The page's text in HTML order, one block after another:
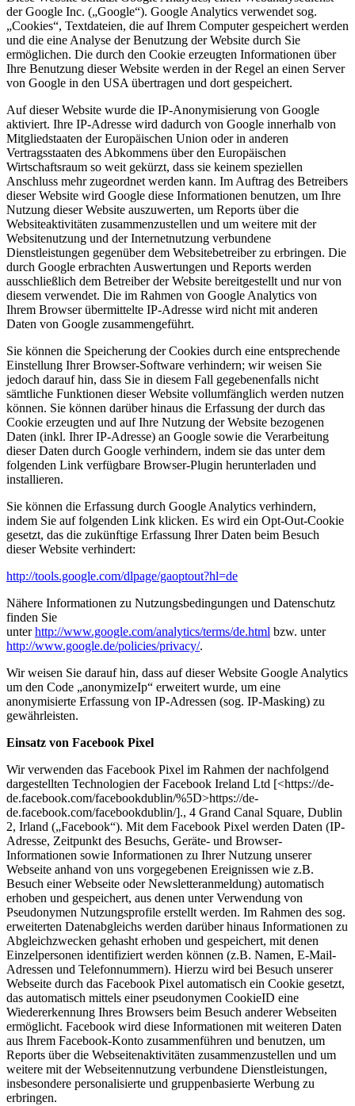
der Google Inc. („Google“). Google Analytics verwendet sog.
„Cookies“, Textdateien, die auf Ihrem Computer gespeichert werden
und die eine Analyse der Benutzung der Website durch Sie
ermöglichen. Die durch den Cookie erzeugten Informationen über
Ihre Benutzung dieser Website werden in der Regel an einen Server
von Google in den USA übertragen und dort gespeichert.
Auf dieser Website wurde die IP-Anonymisierung von Google
aktiviert. Ihre IP-Adresse wird dadurch von Google innerhalb von
Mitgliedstaaten der Europäischen Union oder in anderen
Vertragsstaaten des Abkommens über den Europäischen
Wirtschaftsraum so weit gekürzt, dass sie keinem speziellen
Anschluss mehr zugeordnet werden kann. Im Auftrag des Betreibers
dieser Website wird Google diese Informationen benutzen, um Ihre
Nutzung dieser Website auszuwerten, um Reports über die
Websiteaktivitäten zusammenzustellen und um weitere mit der
Websitenutzung und der Internetnutzung verbundene
Dienstleistungen gegenüber dem Websitebetreiber zu erbringen. Die
durch Google erbrachten Auswertungen und Reports werden
ausschließlich dem Betreiber der Website bereitgestellt und nur von
diesem verwendet. Die im Rahmen von Google Analytics von
Ihrem Browser übermittelte IP-Adresse wird nicht mit anderen
Daten von Google zusammengeführt.
Sie können die Speicherung der Cookies durch eine entsprechende
Einstellung Ihrer Browser-Software verhindern; wir weisen Sie
jedoch darauf hin, dass Sie in diesem Fall gegebenenfalls nicht
sämtliche Funktionen dieser Website vollumfänglich werden nutzen
können. Sie können darüber hinaus die Erfassung der durch das
Cookie erzeugten und auf Ihre Nutzung der Website bezogenen
Daten (inkl. Ihrer IP-Adresse) an Google sowie die Verarbeitung
dieser Daten durch Google verhindern, indem sie das unter dem
folgenden Link verfügbare Browser-Plugin herunterladen und
installieren.
Sie können die Erfassung durch Google Analytics verhindern,
indem Sie auf folgenden Link klicken. Es wird ein Opt-Out-Cookie
gesetzt, das die zukünftige Erfassung Ihrer Daten beim Besuch
dieser Website verhindert:
http://tools.google.com/dlpage/gaoptout?hl=de
Nähere Informationen zu Nutzungsbedingungen und Datenschutz
finden Sie
unterhttp://www.google.com/analytics/terms/de.html bzw. unter
http://www.google.de/policies/privacy/.
Wir weisen Sie darauf hin, dass auf dieser Website Google Analytics
um den Code „anonymizeIp“ erweitert wurde, um eine
anonymisierte Erfassung von IP-Adressen (sog. IP-Masking) zu
gewährleisten.
Einsatz von Facebook Pixel
Wir verwenden das Facebook Pixel im Rahmen der nachfolgend
dargestellten Technologien der Facebook Ireland Ltd [<https://de-
de.facebook.com/facebookdublin/%5D>https://de-
de.facebook.com/facebookdublin/]., 4 Grand Canal Square, Dublin
2, Irland („Facebook“). Mit dem Facebook Pixel werden Daten (IP-
Adresse, Zeitpunkt des Besuchs, Geräte- und Browser-
Informationen sowie Informationen zu Ihrer Nutzung unserer
Webseite anhand von uns vorgegebenen Ereignissen wie z.B.
Besuch einer Webseite oder Newsletteranmeldung) automatisch
erhoben und gespeichert, aus denen unter Verwendung von
Pseudonymen Nutzungsprofile erstellt werden. Im Rahmen des sog.
erweiterten Datenabgleichs werden darüber hinaus Informationen zu
Abgleichzwecken gehasht erhoben und gespeichert, mit denen
Einzelpersonen identifiziert werden können (z.B. Namen, E-Mail-
Adressen und Telefonnummern). Hierzu wird bei Besuch unserer
Webseite durch das Facebook Pixel automatisch ein Cookie gesetzt,
das automatisch mittels einer pseudonymen CookieID eine
Wiedererkennung Ihres Browsers beim Besuch anderer Webseiten
ermöglicht. Facebook wird diese Informationen mit weiteren Daten
aus Ihrem Facebook-Konto zusammenführen und benutzen, um
Reports über die Webseitenaktivitäten zusammenzustellen und um
weitere mit der Webseitennutzung verbundene Dienstleistungen,
insbesondere personalisierte und gruppenbasierte Werbung zu
erbringen.